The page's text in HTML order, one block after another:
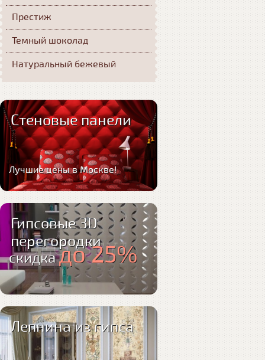
Престиж
Темный шоколад
Натуральный бежевый
Стеновые панели
Лучшие цены в Москве!
Гипсовые 3D
перегородки
скидкадо 25%
Лепнина из гипса